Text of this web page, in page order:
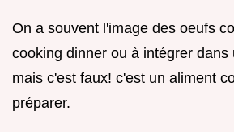
On a souvent l'image des oeufs
cooking dinner ou à intégrer dans
mais c'est faux! c'est un aliment
préparer.